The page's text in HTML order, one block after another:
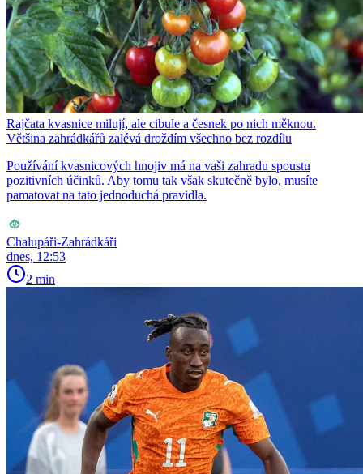
Rajčata kvasnice milují, ale cibule a česnek po nich měknou.
Většina zahrádkářů zalévá droždím všechno bez rozdílu
Používání kvasnicových hnojiv má na vaši zahradu spoustu
pozitivních účinků. Aby tomu tak však skutečně bylo, musíte
pamatovat na tato jednoduchá pravidla.
Chalupáři-Zahrádkáři
dnes, 12:53
2 min